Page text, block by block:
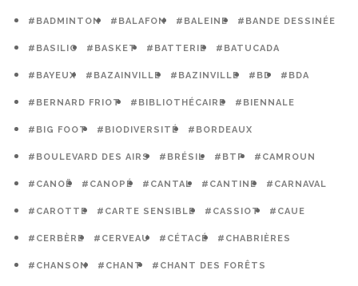
#BADMINTON #BALAFON #BALEINE #BANDE DESSINÉE
#BASILIC #BASKET #BATTERIE #BATUCADA
#BAYEUX #BAZAINVILLE #BAZINVILLE #BD #BDA
#BERNARD FRIOT #BIBLIOTHÉCAIRE #BIENNALE
#BIG FOOT #BIODIVERSITÉ #BORDEAUX
#BOULEVARD DES AIRS #BRÉSIL #BTP #CAMROUN
#CANOË #CANOPÉ #CANTAL #CANTINE #CARNAVAL
#CAROTTE #CARTE SENSIBLE #CASSIOT #CAUE
#CERBÈRE #CERVEAU #CÉTACÉ #CHABRIÈRES
#CHANSON #CHANT #CHANT DES FORÊTS